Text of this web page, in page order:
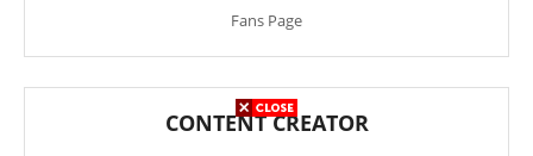
Fans Page
CONTENT CREATOR